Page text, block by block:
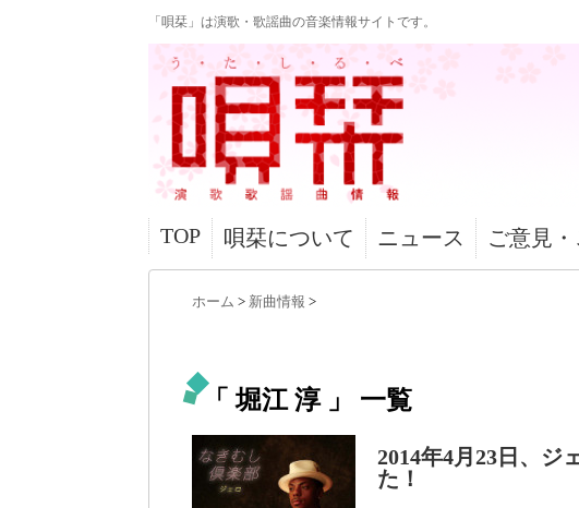
「唄栞」は演歌・歌謡曲の音楽情報サイトです。
TOP 唄栞について ニュース ご意見
ホーム > 新曲情報 >
「 堀江 淳 」 一覧
2014年4月23日、ジ
た！